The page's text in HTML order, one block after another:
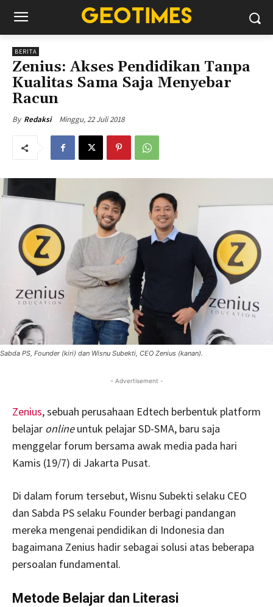
BERITA
Zenius: Akses Pendidikan Tanpa
Kualitas Sama Saja Menyebar
Racun
By Redaksi Minggu, 22 Juli 2018
Sabda PS, Founder (kiri) dan Wisnu Subekti, CEO Zenius (kanan).
- Advertisement -
Zenius, sebuah perusahaan Edtech berbentuk platform
belajar onlineuntuk pelajar SD-SMA, baru saja
menggelar forum bersama awak media pada hari
Kamis (19/7) di Jakarta Pusat.
Di dalam forum tersebut, Wisnu Subekti selaku CEO
dan Sabda PS selaku Founder berbagi pandangan
mereka mengenai pendidikan di Indonesia dan
bagaimana Zenius hadir sebagai solusi atas beberapa
persoalan fundamental.
Metode Belajar dan Literasi